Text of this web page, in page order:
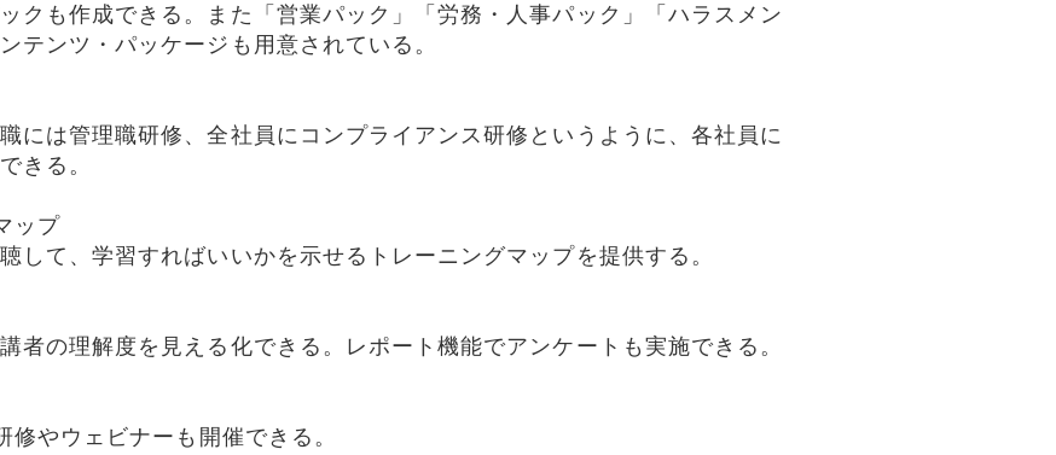
クも作成できる。また「営業パック」「労務・人事パック」「ハラスメン
テンツ・パッケージも用意されている。
には管理職研修、全社員にコンプライアンス研修というように、各社員に
きる。
ップ
して、学習すればいいかを示せるトレーニングマップを提供する。
者の理解度を見える化できる。レポート機能でアンケートも実施できる。
やウェビナーも開催できる。